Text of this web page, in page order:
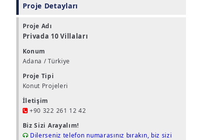
Proje Detayları
Proje Adı
Privada 10 Villaları
Konum
Adana / Türkiye
Proje Tipi
Konut Projeleri
İletişim
+90 322 261 12 42
Biz Sizi Arayalım!
Dilerseniz telefon numarasınız bırakın, biz sizi